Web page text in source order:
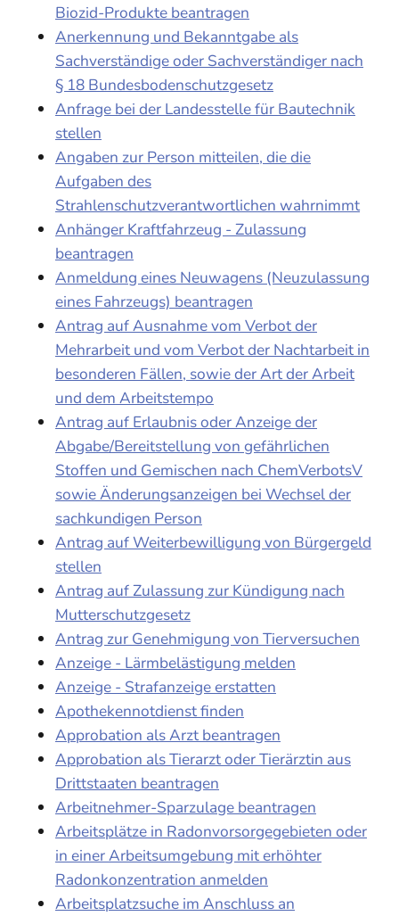
Biozid-Produkte beantragen
Anerkennung und Bekanntgabe als
Sachverständige oder Sachverständiger nach
§ 18 Bundesbodenschutzgesetz
Anfrage bei der Landesstelle für Bautechnik
stellen
Angaben zur Person mitteilen, die die
Aufgaben des
Strahlenschutzverantwortlichen wahrnimmt
Anhänger Kraftfahrzeug - Zulassung
beantragen
Anmeldung eines Neuwagens (Neuzulassung
eines Fahrzeugs) beantragen
Antrag auf Ausnahme vom Verbot der
Mehrarbeit und vom Verbot der Nachtarbeit in
besonderen Fällen, sowie der Art der Arbeit
und dem Arbeitstempo
Antrag auf Erlaubnis oder Anzeige der
Abgabe/Bereitstellung von gefährlichen
Stoffen und Gemischen nach ChemVerbotsV
sowie Änderungsanzeigen bei Wechsel der
sachkundigen Person
Antrag auf Weiterbewilligung von Bürgergeld
stellen
Antrag auf Zulassung zur Kündigung nach
Mutterschutzgesetz
Antrag zur Genehmigung von Tierversuchen
Anzeige - Lärmbelästigung melden
Anzeige - Strafanzeige erstatten
Apothekennotdienst finden
Approbation als Arzt beantragen
Approbation als Tierarzt oder Tierärztin aus
Drittstaaten beantragen
Arbeitnehmer-Sparzulage beantragen
Arbeitsplätze in Radonvorsorgegebieten oder
in einer Arbeitsumgebung mit erhöhter
Radonkonzentration anmelden
Arbeitsplatzsuche im Anschluss an